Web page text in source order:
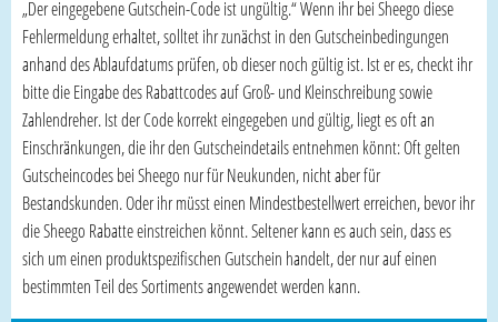
„Der eingegebene Gutschein-Code ist ungültig.“ Wenn ihr bei Sheego diese
Fehlermeldung erhaltet, solltet ihr zunächst in den Gutscheinbedingungen
anhand des Ablaufdatums prüfen, ob dieser noch gültig ist. Ist er es, checkt ihr
bitte die Eingabe des Rabattcodes auf Groß- und Kleinschreibung sowie
Zahlendreher. Ist der Code korrekt eingegeben und gültig, liegt es oft an
Einschränkungen, die ihr den Gutscheindetails entnehmen könnt: Oft gelten
Gutscheincodes bei Sheego nur für Neukunden, nicht aber für
Bestandskunden. Oder ihr müsst einen Mindestbestellwert erreichen, bevor ihr
die Sheego Rabatte einstreichen könnt. Seltener kann es auch sein, dass es
sich um einen produktspezifischen Gutschein handelt, der nur auf einen
bestimmten Teil des Sortiments angewendet werden kann.